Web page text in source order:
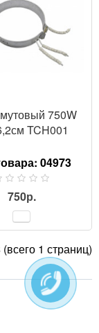
750W
TCH001
04973
750р.
1 страниц)